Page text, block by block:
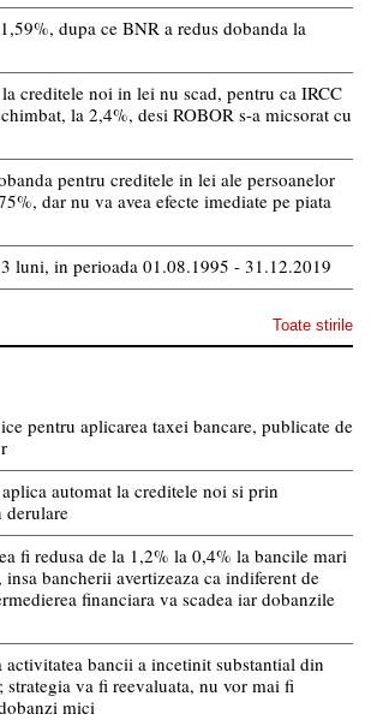
dupa ce BNR a redus dobanda la
creditele noi in lei nu scad, pentru ca IRCC
la 2,4%, desi ROBOR s-a micsorat cu
pentru creditele in lei ale persoanelor
dar nu va avea efecte imediate pe piata
luni, in perioada 01.08.1995 - 31.12.2019
Toate stirile
pentru aplicarea taxei bancare, publicate de
automat la creditele noi si prin
derulare
fi redusa de la 1,2% la 0,4% la bancile mari
bancherii avertizeaza ca indiferent de
financiara va scadea iar dobanzile
activitatea bancii a incetinit substantial din
strategia va fi reevaluata, nu vor mai fi
mici